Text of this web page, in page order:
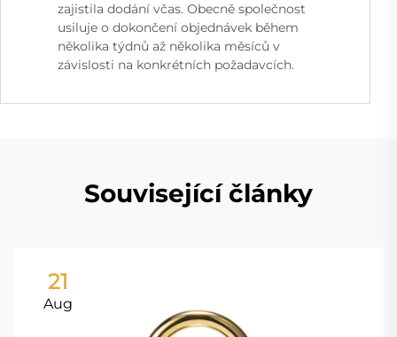
zajistila dodání včas. Obecně společnost
usiluje o dokončení objednávek během
několika týdnů až několika měsíců v
závislosti na konkrétních požadavcích.
Související články
21
Aug